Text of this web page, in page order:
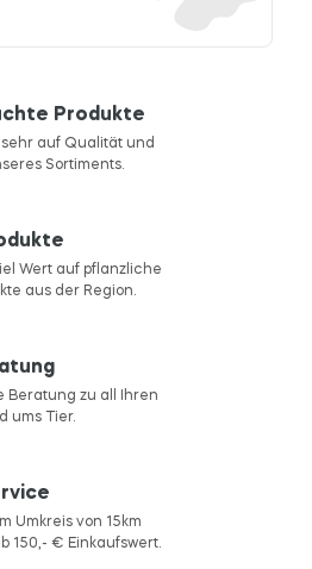
Produkte
auf Qualität und
Sortiments.
Wert auf pflanzliche
aus der Region.
Beratung zu all Ihren
ums Tier.
Umkreis von 15km
150,- € Einkaufswert.